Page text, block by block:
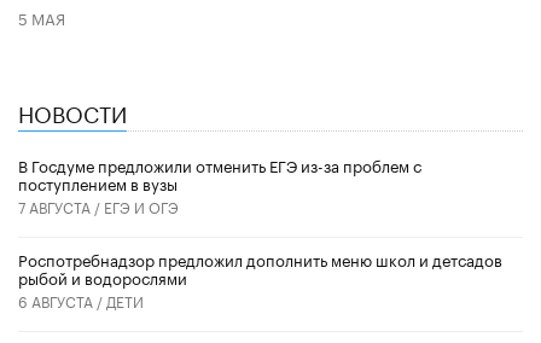
5 МАЯ
НОВОСТИ
В Госдуме предложили отменить ЕГЭ из-за проблем с
поступлением в вузы
7 АВГУСТА / ЕГЭ И ОГЭ
Роспотребнадзор предложил дополнить меню школ и детсадов
рыбой и водорослями
6 АВГУСТА / ДЕТИ